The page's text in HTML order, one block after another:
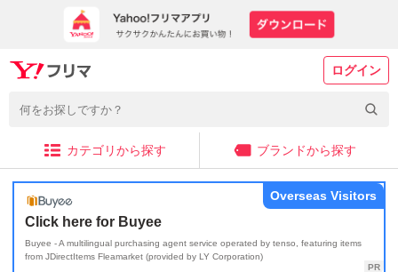
ログイン
カテゴリから探す ブランドから探す
Click here for Buyee
Buyee - A multilingual purchasing agent service operated by tenso, featuring items
from JDirectItems Fleamarket (provided by LY Corporation)
Overseas Visitors